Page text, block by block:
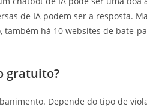
de IA podem ser a resposta.
também há 10 websites de bate-
gratuito?
Depende do tipo de